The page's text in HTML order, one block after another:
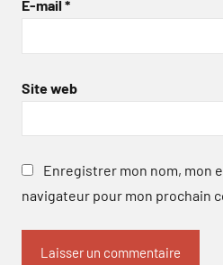
E-mail *
Site web
Enregistrer mon nom, mon
navigateur pour mon prochain